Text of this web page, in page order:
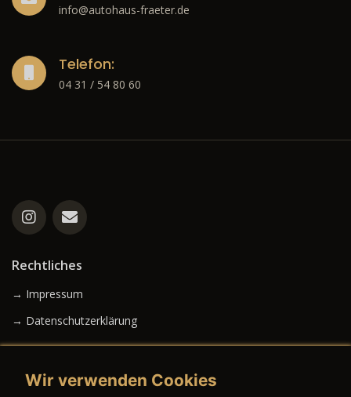
info@autohaus-fraeter.de
Telefon:
04 31 / 54 80 60
Rechtliches
→ Impressum
→ Datenschutzerklärung
Wir verwenden Cookies